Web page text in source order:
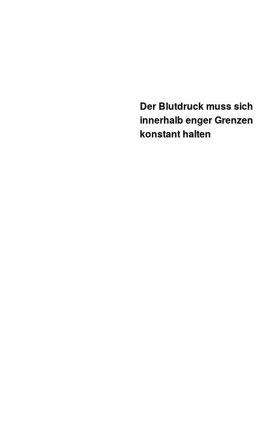
Der Blutdruck muss sich
innerhalb enger Grenzen
konstant halten